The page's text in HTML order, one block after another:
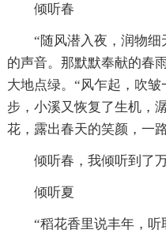
倾听春
“随风潜入夜，润物
的声音。那默默奉献的春
大地点绿。“风乍起，吹
步，小溪又恢复了生机，
花，露出春天的笑颜，一
倾听春，我倾听到了
倾听夏
“稻花香里说丰年，